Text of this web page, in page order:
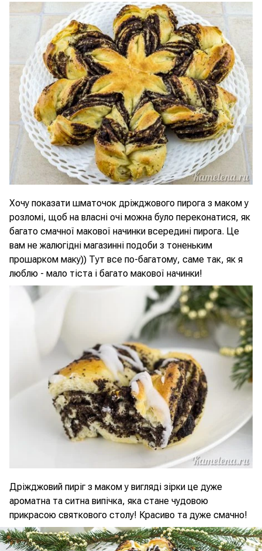
Хочу показати шматочок дріжджового пирога з маком у
розломі, щоб на власні очі можна було переконатися, як
багато смачної макової начинки всередині пирога. Це
вам не жалюгідні магазинні подоби з тоненьким
прошарком маку)) Тут все по-багатому, саме так, як я
люблю - мало тіста і багато макової начинки!
Дріжджовий пиріг з маком у вигляді зірки це дуже
ароматна та ситна випічка, яка стане чудовою
прикрасою святкового столу! Красиво та дуже смачно!